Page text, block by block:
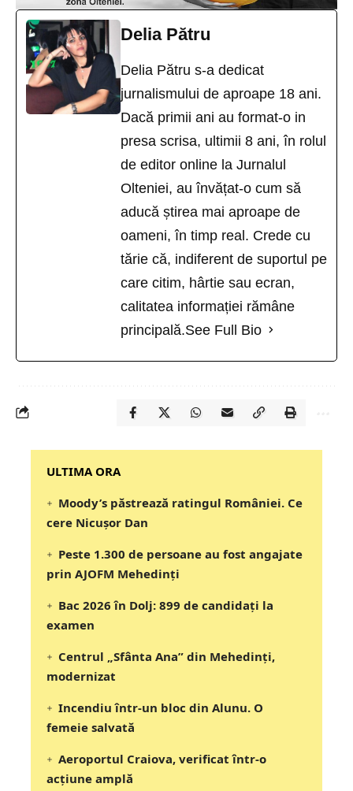
Delia Pătru
Delia Pătru s-a dedicat
jurnalismului de aproape 18 ani.
Dacă primii ani au format-o in
presa scrisa, ultimii 8 ani, în rolul
de editor online la Jurnalul
Olteniei, au învățat-o cum să
aducă știrea mai aproape de
oameni, în timp real. Crede cu
tărie că, indiferent de suportul pe
care citim, hârtie sau ecran,
calitatea informației rămâne
principală.See Full Bio
‎‎‎‎‎‎‎ULTIMA ORA
Moody’s păstrează ratingul României. Ce
cere Nicușor Dan
Peste 1.300 de persoane au fost angajate
prin AJOFM Mehedinți
Bac 2026 în Dolj: 899 de candidați la
examen
Centrul „Sfânta Ana” din Mehedinți,
modernizat
Incendiu într-un bloc din Alunu. O
femeie salvată
Aeroportul Craiova, verificat într-o
acțiune amplă